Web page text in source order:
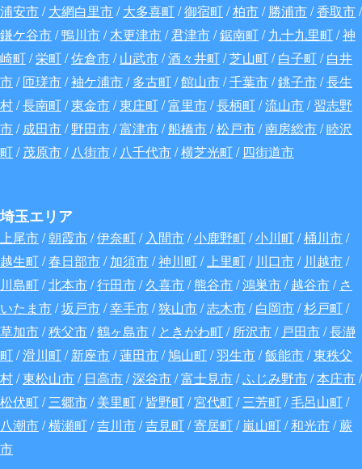
浦安市/大網白里市/大多喜町/御宿町/柏市/勝浦市/香取市/
鎌ケ谷市/鴨川市/木更津市/君津市/鋸南町/九十九里町/神
崎町/栄町/佐倉市/山武市/酒々井町/芝山町/白子町/白井
市/匝瑳市/袖ケ浦市/多古町/館山市/千葉市/銚子市/長生
村/長南町/東金市/東庄町/富里市/長柄町/流山市/習志野
市/成田市/野田市/富津市/船橋市/松戸市/南房総市/睦沢
町/茂原市/ 八街市/ 八千代市/横芝光町/ 四街道市
埼玉エリア
上尾市/朝霞市/伊奈町/ 入間市/小鹿野町/小川町/桶川市/
越生町/春日部市/加須市/神川町/上里町/ 川口市/ 川越市/
川島町/北本市/行田市/久喜市/熊谷市/鴻巣市/越谷市/ さ
いたま市/坂戸市/幸手市/狭山市/志木市/白岡市/杉戸町/
草加市/秩父市/鶴ヶ島市/ ときがわ町/所沢市/ 戸田市/長瀞
町/滑川町/新座市/蓮田市/鳩山町/羽生市/飯能市/東秩父
村/東松山市/ 日高市/深谷市/富士見市/ふじみ野市/本庄市/
松伏町/三郷市/美里町/皆野町/宮代町/三芳町/毛呂山町/
八潮市/横瀬町/吉川市/吉見町/寄居町/嵐山町/和光市/蕨
市